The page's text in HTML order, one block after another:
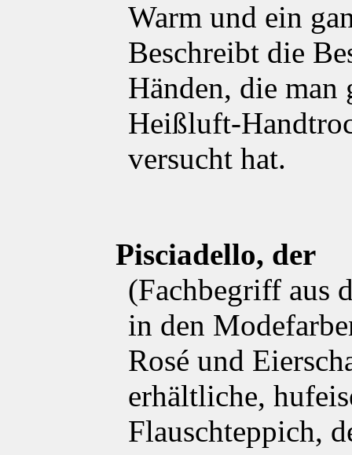
Warm und ein
Beschreibt die
Händen, die man
Heißluft-
versucht hat.
Pisciadello, der
(Fachbegriff aus
in den
Rosé und
erhältliche,
Flauschteppich,